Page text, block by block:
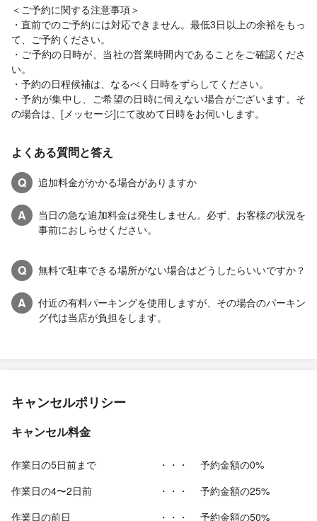
＜ご予約に関する注意事項＞
・直前でのご予約には対応できません。最低3日以上の余裕をもっ
て、ご予約ください。
・ご予約の日時が、当社の営業時間内であることをご確認くださ
い。
・予約の日程候補は、なるべく日時をずらしてください。
・予約が集中し、ご希望の日時に伺えない場合がございます。そ
の場合は、[メッセージ]にて改めて日時をお伺いします。
よくある質問と答え
Q
追加料金がかかる場合がありますか
A
当日の急な追加料金は発生しません。必ず、お客様の状況を
事前におしらせください。
Q 無料で駐車できる場所がない場合はどうしたらいいですか？
A
付近の有料パーキングを使用しますが、その場合のパーキン
グ代は当店が負担をします。
キャンセルポリシー
キャンセル料金
作業日の5日前まで ・・・
予約金額の0%
作業日の4〜2日前
・・・
予約金額の25%
作業日の前日
・・・
予約金額の50%